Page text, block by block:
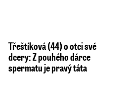
Třeštíková (44) o otci své
dcery: Z pouhého dárce
spermatu je pravý táta